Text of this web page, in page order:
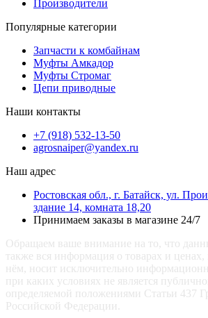
Производители
Популярные категории
Запчасти к комбайнам
Муфты Амкадор
Муфты Стромаг
Цепи приводные
Наши контакты
+7 (918) 532-13-50
agrosnaiper@yandex.ru
Наш адрес
Ростовская обл., г. Батайск, ул.
здание 14, комната 18,20
Принимаем заказы в магазине 24/7
Обращаем ваше внимание на то, что
также вся информация о товарах и ценах,
нём, носит исключительно
при каких условиях не является
определяемой положениями Статьи 437
Российской Федерации.